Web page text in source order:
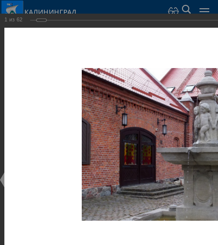
КАЛИНИНГРАД
Скульптуры и мемориалы
1 из 62